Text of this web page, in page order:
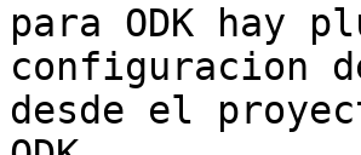
para ODK hay
configuracion
desde el